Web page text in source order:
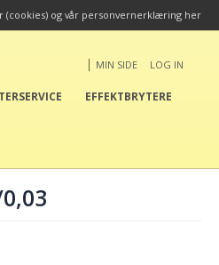
(cookies) og vår personvernerklæring her
| MIN SIDE LOG IN
EFFEKTBRYTERE